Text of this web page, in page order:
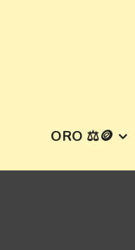
ORO ⚖️🪙